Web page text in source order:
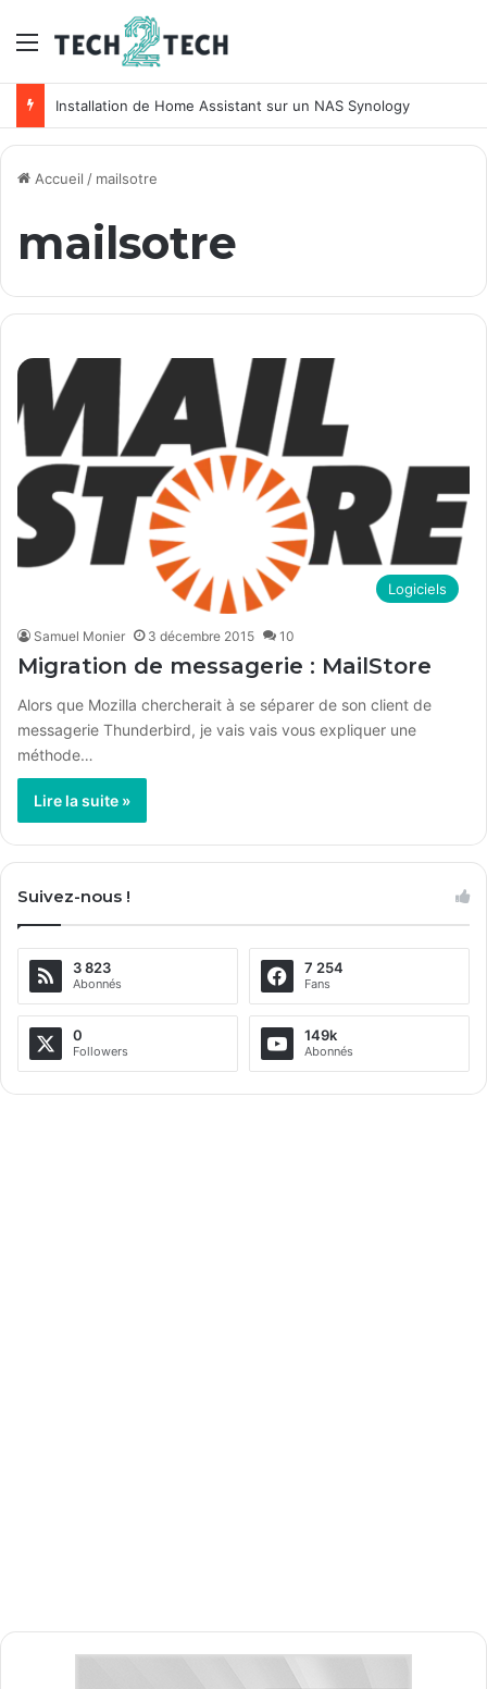
Menu
Installation de Home Assistant sur un NAS Synology
Accueil / mailsotre
mailsotre
Logiciels
Samuel Monier 3 décembre 2015 10
Migration de messagerie : MailStore
Alors que Mozilla chercherait à se séparer de son client de
messagerie Thunderbird, je vais vais vous expliquer une
méthode…
Lire la suite »
Suivez-nous !
3 823
Abonnés
7 254
Fans
0
Followers
149k
Abonnés